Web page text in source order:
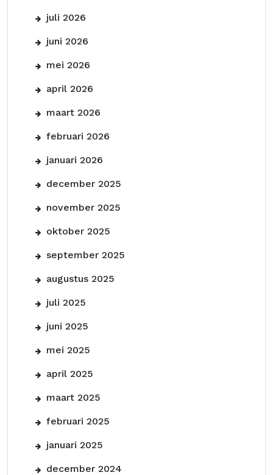
juli 2026
juni 2026
mei 2026
april 2026
maart 2026
februari 2026
januari 2026
december 2025
november 2025
oktober 2025
september 2025
augustus 2025
juli 2025
juni 2025
mei 2025
april 2025
maart 2025
februari 2025
januari 2025
december 2024